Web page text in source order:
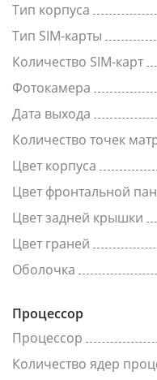
Тип корпуса
Тип SIM-карты
Количество SIM-карт
Фотокамера
Дата выхода
Количество точек
Цвет корпуса
Цвет фронтальной
Цвет задней крышки
Цвет граней
Оболочка
Процессор
Процессор
Количество ядер